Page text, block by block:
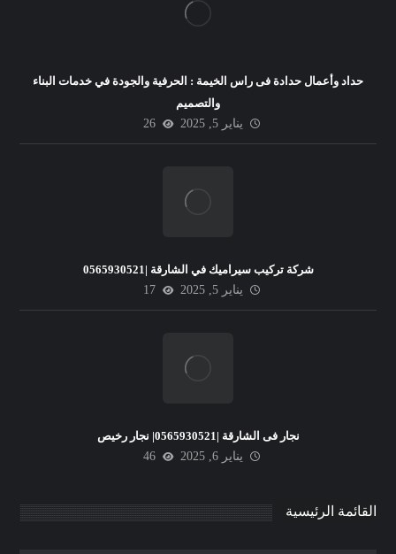
حداد وأعمال حدادة فى راس الخيمة : الحرفية والجودة في خدمات البناء
والتصميم
يناير 5, 2025
26
شركة تركيب سيراميك في الشارقة |0565930521
يناير 5, 2025
17
نجار فى الشارقة |0565930521| نجار رخيص
يناير 6, 2025
46
القائمة الرئيسية